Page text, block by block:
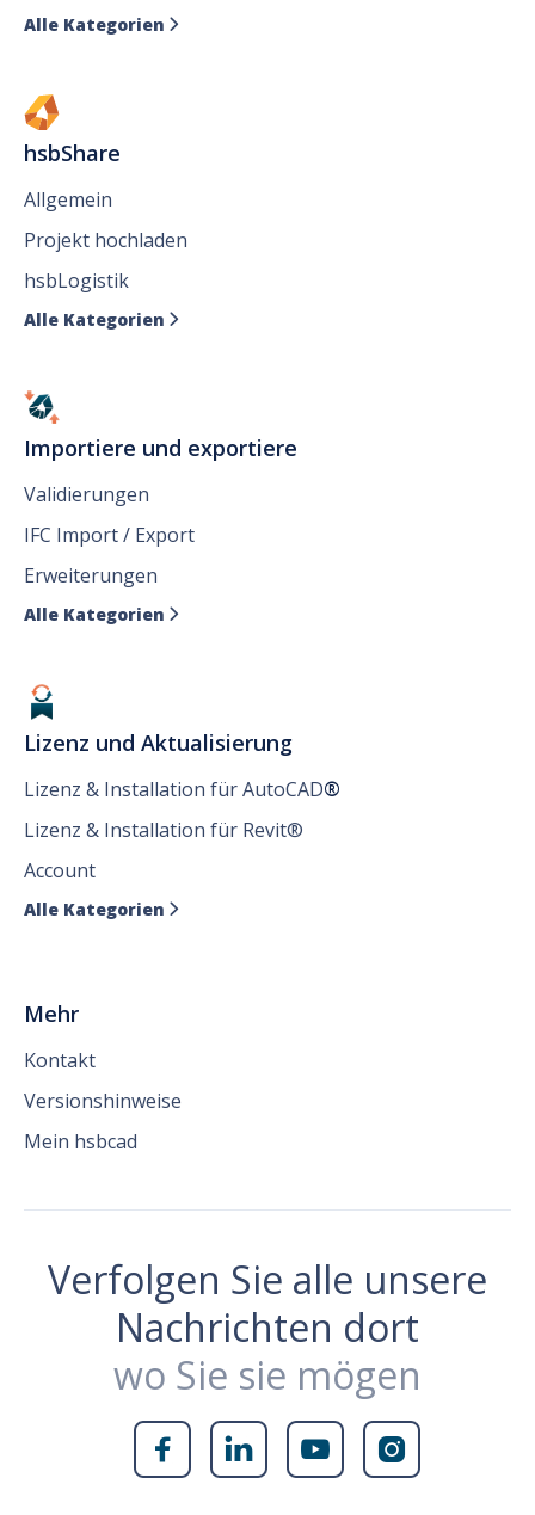
Alle Kategorien 
hsbShare
Allgemein
Projekt hochladen
hsbLogistik
Alle Kategorien 
Importiere und exportiere
Validierungen
IFC Import / Export
Erweiterungen
Alle Kategorien 
Lizenz und Aktualisierung
Lizenz & Installation für AutoCAD®
Lizenz & Installation für Revit®
Account
Alle Kategorien 
Mehr
Kontakt
Versionshinweise
Mein hsbcad
Verfolgen Sie alle unsere
Nachrichten dort
wo Sie sie mögen
   